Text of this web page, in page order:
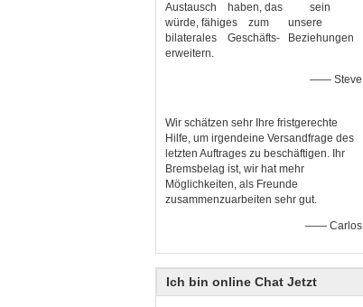
Austausch haben, das sein
würde, fähiges zum unsere
bilaterales Geschäfts- Beziehungen
erweitern.
—— Steve
Wir schätzen sehr Ihre fristgerechte
Hilfe, um irgendeine Versandfrage des
letzten Auftrages zu beschäftigen. Ihr
Bremsbelag ist, wir hat mehr
Möglichkeiten, als Freunde
zusammenzuarbeiten sehr gut.
—— Carlos
Ich bin online Chat Jetzt